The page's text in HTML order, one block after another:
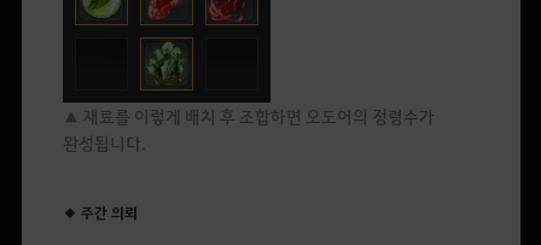
▲ 재료를 이렇게 배치 후 조합하면 오도어의 정령수가
완성됩니다.
◆ 주간 의뢰